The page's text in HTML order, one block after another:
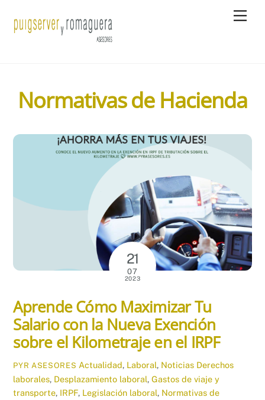
Normativas de Hacienda
21
07
2023
Aprende Cómo Maximizar Tu
Salario con la Nueva Exención
sobre el Kilometraje en el IRPF
PYR ASESORES Actualidad, Laboral, Noticias Derechos
laborales, Desplazamiento laboral,Gastos de viaje y
transporte, IRPF, Legislación laboral, Normativas de